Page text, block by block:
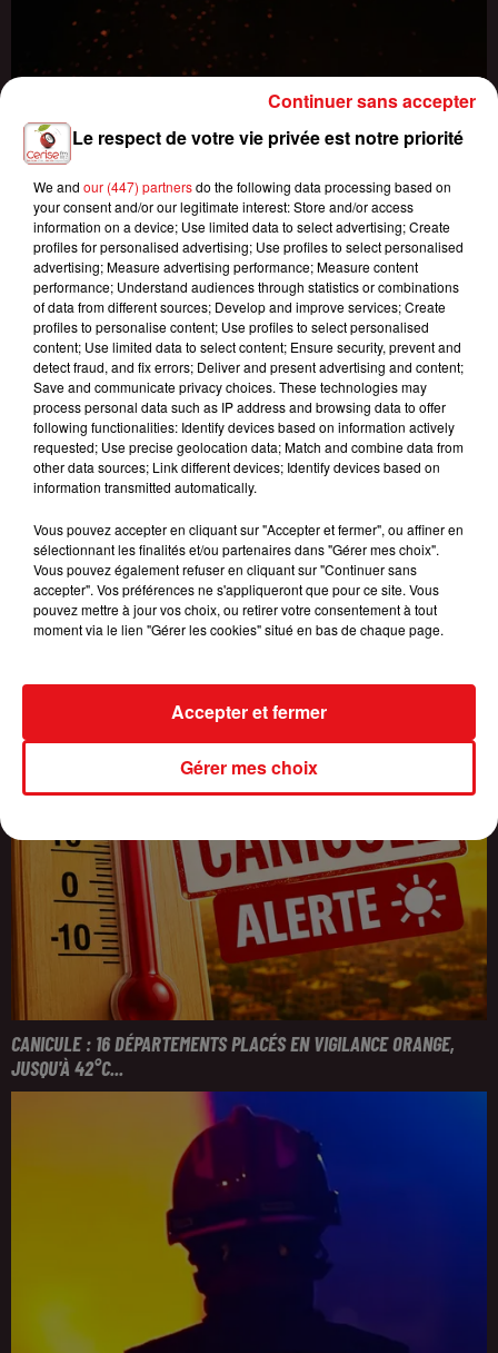
INCENDIES : 184 PERSONNES INTERPELLÉES DEPUIS DÉBUT
JUILLET, DES...
CANICULE : 16 DÉPARTEMENTS PLACÉS EN VIGILANCE ORANGE,
JUSQU'À 42°C...
Le respect de votre vie privée est notre priorité
We and our (447) partnersdo the following data processing based on
your consent and/or our legitimate interest: Store and/or access
information on a device; Use limited data to select advertising; Create
profiles for personalised advertising; Use profiles to select personalised
advertising; Measure advertising performance; Measure content
performance; Understand audiences through statistics or combinations
of data from different sources; Develop and improve services; Create
profiles to personalise content; Use profiles to select personalised
content; Use limited data to select content; Ensure security, prevent and
detect fraud, and fix errors; Deliver and present advertising and content;
Save and communicate privacy choices. These technologies may
process personal data such as IP address and browsing data to offer
following functionalities: Identify devices based on information actively
requested; Use precise geolocation data; Match and combine data from
other data sources; Link different devices; Identify devices based on
information transmitted automatically.
Vous pouvez accepter en cliquant sur "Accepter et fermer", ou affiner en
sélectionnant les finalités et/ou partenaires dans "Gérer mes choix".
Vous pouvez également refuser en cliquant sur "Continuer sans
accepter". Vos préférences ne s'appliqueront que pour ce site. Vous
pouvez mettre à jour vos choix, ou retirer votre consentement à tout
moment via le lien "Gérer les cookies" situé en bas de chaque page.
Gérer mes choix
Accepter et fermer
Continuer sans accepter